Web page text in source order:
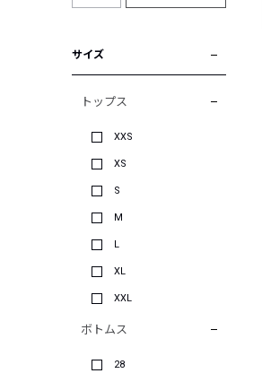
サイズ
トップス
XXS
XS
S
M
L
XL
XXL
ボトムス
28